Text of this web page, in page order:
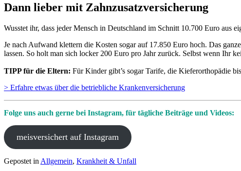
Dann lieber mit Zahnzusatzversicherung
Wusstet ihr, dass jeder Mensch in Deutschland im Schnitt 10.700 Euro aus
Je nach Aufwand klettern die Kosten sogar auf 17.850 Euro hoch. Das
lassen. So holt man sich locker 200 Euro pro Jahr zurück. Selbst wenn Ihr
TIPP für die Eltern: Für Kinder gibt’s sogar Tarife, die Kieferorthopädie
> Erfahre etwas über die betriebliche Krankenversicherung
Folge uns auch gerne bei Instagram, für tägliche Beiträge und Videos:
meisversichert auf Instagram
Gepostet in Allgemein, Krankheit & Unfall